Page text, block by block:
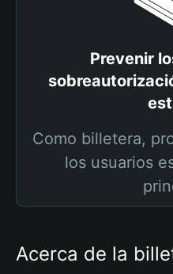
Prevenir
Como billetera,
los usuarios
Acerca de la